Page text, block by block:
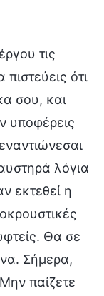
τις
ότι
σου, και
υποφέρεις
λόγια
εκτεθεί η
Θα σε
Σήμερα,
παίζετε